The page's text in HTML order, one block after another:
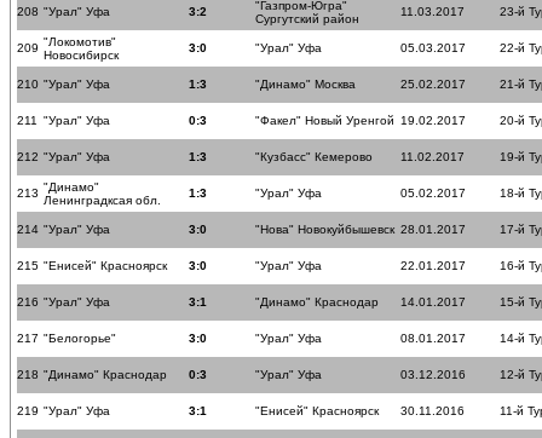
208 "Урал" Уфа 3:2
"Газпром-Югра"
Сургутский район
11.03.2017 23-й
209 "Локомотив"
Новосибирск
3:0 "Урал" Уфа 05.03.2017 22-й
210 "Урал" Уфа 1:3 "Динамо" Москва 25.02.2017 21-й
211 "Урал" Уфа 0:3 "Факел" Новый Уренгой 19.02.2017 20-й
212 "Урал" Уфа 1:3 "Кузбасс" Кемерово 11.02.2017 19-й
213 "Динамо"
Ленинградксая обл.
1:3 "Урал" Уфа 05.02.2017 18-й
214 "Урал" Уфа 3:0 "Нова" Новокуйбышевск 28.01.2017 17-й
215 "Енисей" Красноярск 3:0 "Урал" Уфа 22.01.2017 16-й
216 "Урал" Уфа 3:1 "Динамо" Краснодар 14.01.2017 15-й
217 "Белогорье" 3:0 "Урал" Уфа 08.01.2017 14-й
218 "Динамо" Краснодар 0:3 "Урал" Уфа 03.12.2016 12-й
219 "Урал" Уфа 3:1 "Енисей" Красноярск 30.11.2016 11-й